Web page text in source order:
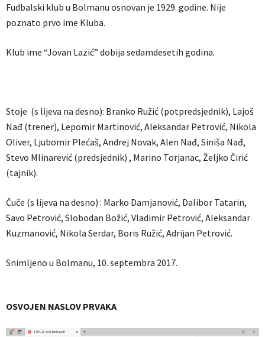
Fudbalski klub u Bolmanu osnovan je 1929. godine. Nije
poznato prvo ime Kluba.
Klub ime “Jovan Lazić” dobija sedamdesetih godina.
Stoje (s lijeva na desno): Branko Ružić (potpredsjednik), Lajoš
Nađ (trener), Lepomir Martinović, Aleksandar Petrović, Nikola
Oliver, Ljubomir Plećaš, Andrej Novak, Alen Nađ, Siniša Nađ,
Stevo Mlinarević (predsjednik) , Marino Torjanac, Željko Čirić
(tajnik).
Čuče (s lijeva na desno) : Marko Damjanović, Dalibor Tatarin,
Savo Petrović, Slobodan Božić, Vladimir Petrović, Aleksandar
Kuzmanović, Nikola Serdar, Boris Ružić, Adrijan Petrović.
Snimljeno u Bolmanu, 10. septembra 2017.
OSVOJEN NASLOV PRVAKA